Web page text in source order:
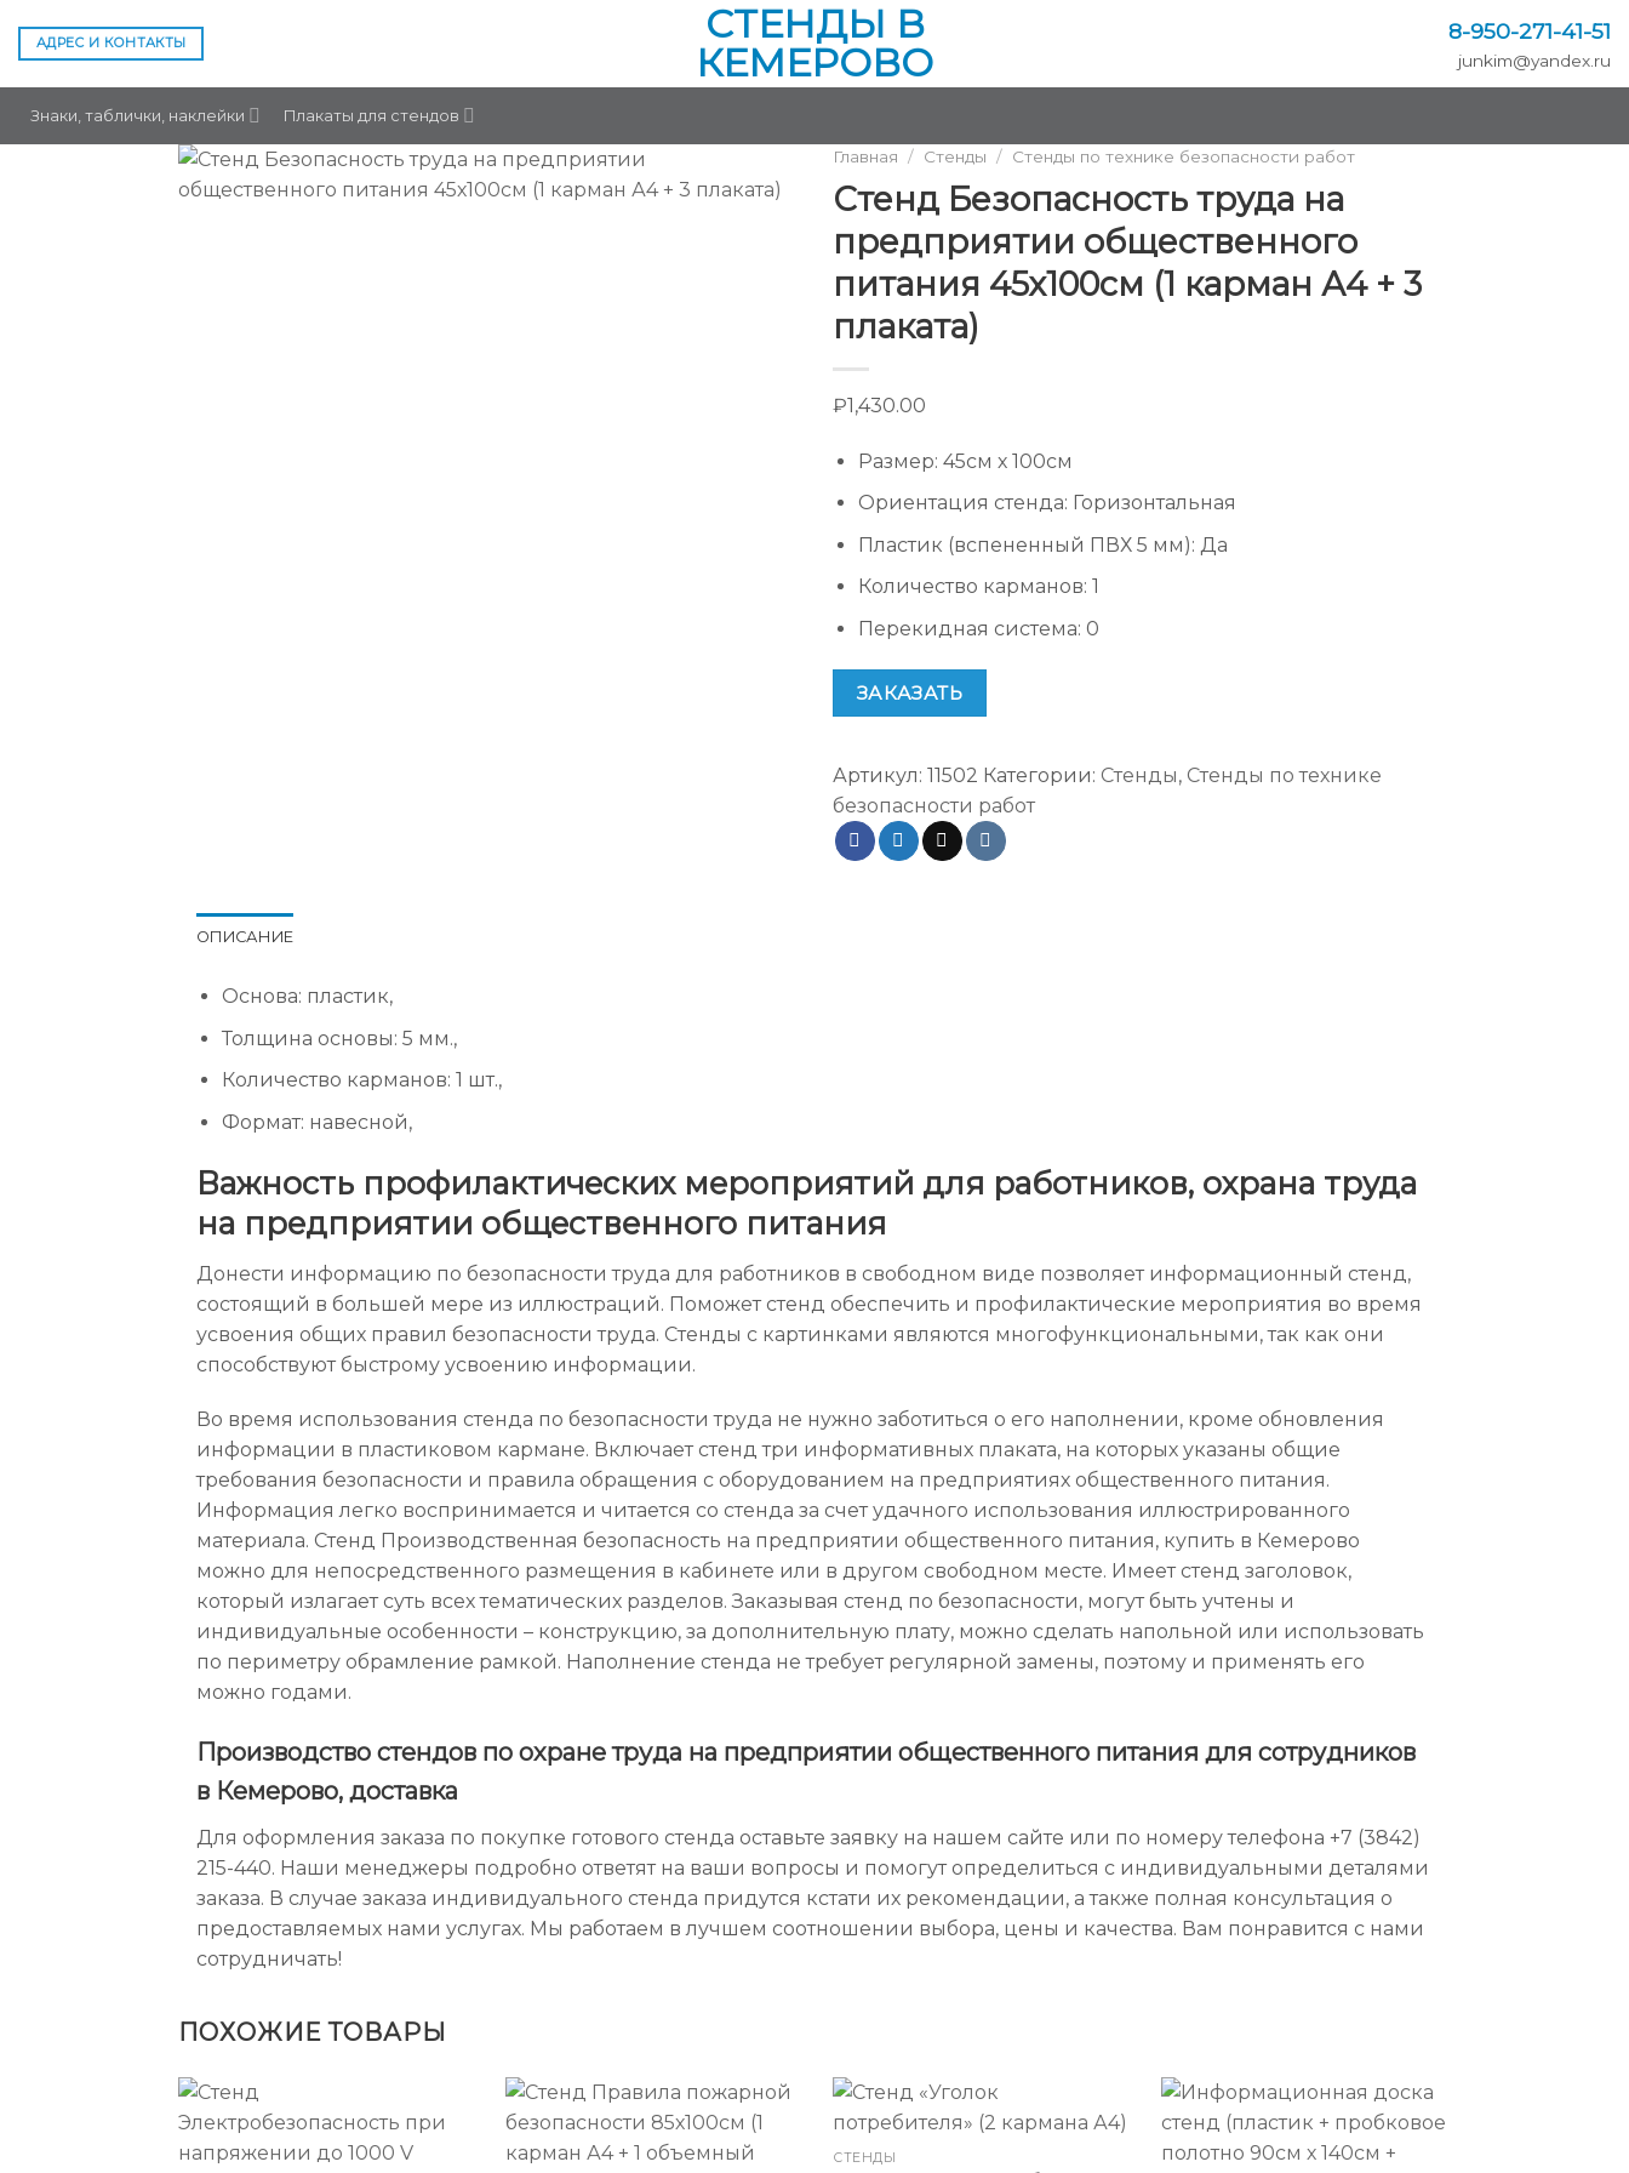
СТЕНДЫ В
КЕМЕРОВО
АДРЕС И КОНТАКТЫ 8-950-271-41-51
junkim@yandex.ru
Знаки, таблички, наклейки Плакаты для стендов
Главная / Стенды / Стенды по технике безопасности работ
Стенд Безопасность труда на
предприятии общественного
питания 45х100см (1 карман А4 + 3
плаката)
₽1,430.00
Размер: 45см х 100см
Ориентация стенда: Горизонтальная
Пластик (вспененный ПВХ 5 мм): Да
Количество карманов: 1
Перекидная система: 0
ЗАКАЗАТЬ
Артикул: 11502 Категории: Стенды, Стенды по технике
безопасности работ
ОПИСАНИЕ
Основа: пластик,
Толщина основы: 5 мм.,
Количество карманов: 1 шт.,
Формат: навесной,
Важность профилактических мероприятий для работников, охрана труда
на предприятии общественного питания
Донести информацию по безопасности труда для работников в свободном виде позволяет информационный стенд,
состоящий в большей мере из иллюстраций. Поможет стенд обеспечить и профилактические мероприятия во время
усвоения общих правил безопасности труда. Стенды с картинками являются многофункциональными, так как они
способствуют быстрому усвоению информации.
Во время использования стенда по безопасности труда не нужно заботиться о его наполнении, кроме обновления
информации в пластиковом кармане. Включает стенд три информативных плаката, на которых указаны общие
требования безопасности и правила обращения с оборудованием на предприятиях общественного питания.
Информация легко воспринимается и читается со стенда за счет удачного использования иллюстрированного
материала. Стенд Производственная безопасность на предприятии общественного питания, купить в Кемерово
можно для непосредственного размещения в кабинете или в другом свободном месте. Имеет стенд заголовок,
который излагает суть всех тематических разделов. Заказывая стенд по безопасности, могут быть учтены и
индивидуальные особенности – конструкцию, за дополнительную плату, можно сделать напольной или использовать
по периметру обрамление рамкой. Наполнение стенда не требует регулярной замены, поэтому и применять его
можно годами.
Производство стендов по охране труда на предприятии общественного питания для сотрудников
в Кемерово, доставка
Для оформления заказа по покупке готового стенда оставьте заявку на нашем сайте или по номеру телефона +7 (3842)
215-440. Наши менеджеры подробно ответят на ваши вопросы и помогут определиться с индивидуальными деталями
заказа. В случае заказа индивидуального стенда придутся кстати их рекомендации, а также полная консультация о
предоставляемых нами услугах. Мы работаем в лучшем соотношении выбора, цены и качества. Вам понравится с нами
сотрудничать!
ПОХОЖИЕ ТОВАРЫ
СТЕНДЫ